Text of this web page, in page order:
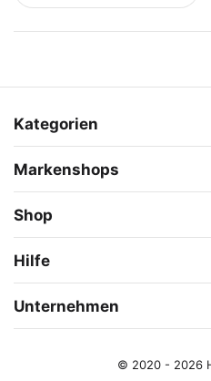
Kategorien
Markenshops
Shop
Hilfe
Unternehmen
© 2020 - 2026